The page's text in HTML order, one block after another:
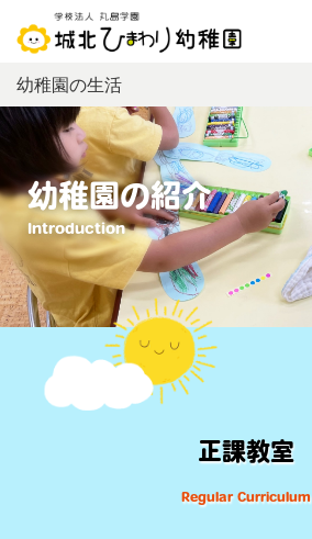
幼稚園の生活
幼稚園の紹介
Introduction
正課教室
Regular Curriculum